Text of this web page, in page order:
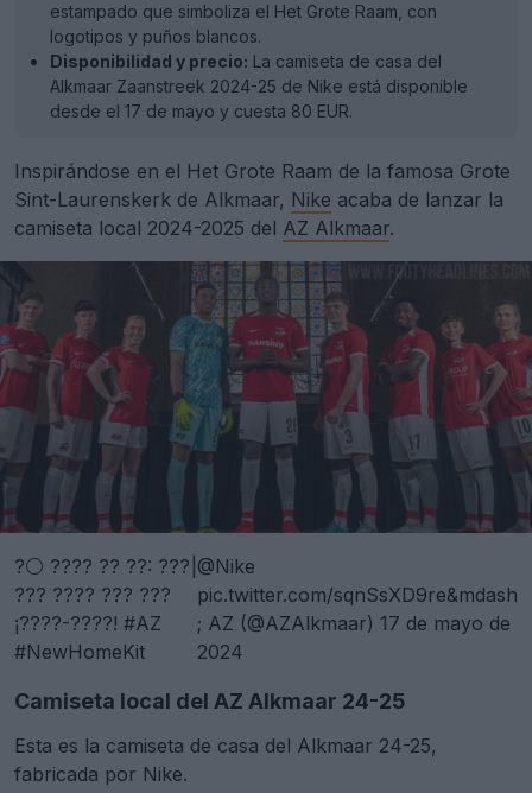
estampado que simboliza el Het Grote Raam, con
logotipos y puños blancos.
Disponibilidad y precio: La camiseta de casa del
Alkmaar Zaanstreek 2024-25 de Nike está disponible
desde el 17 de mayo y cuesta 80 EUR.
Inspirándose en el Het Grote Raam de la famosa Grote
Sint-Laurenskerk de Alkmaar, Nike acaba de lanzar la
camiseta local 2024-2025 del AZ Alkmaar.
?⚪ ???? ?? ??: ???
??? ???? ??? ???
¡????-????! #AZ
#NewHomeKit
@Nike
pic.twitter.com/sqnSsXD9re&mdash
; AZ (@AZAlkmaar) 17 de mayo de
2024
Camiseta local del AZ Alkmaar 24-25
Esta es la camiseta de casa del Alkmaar 24-25,
fabricada por Nike.